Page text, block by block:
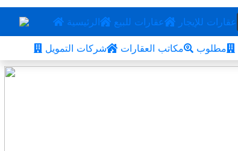
الرئيسية عقارات للبيع عقارات للإيجار
شركات التمويل مكاتب العقارات مطلوب